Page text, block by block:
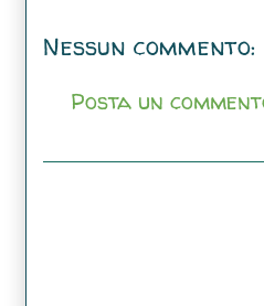
Nessun commento:
Posta un